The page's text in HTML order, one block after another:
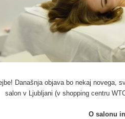
Današnja objava bo nekaj novega,
salon v Ljubljani (v shopping centru
O salonu